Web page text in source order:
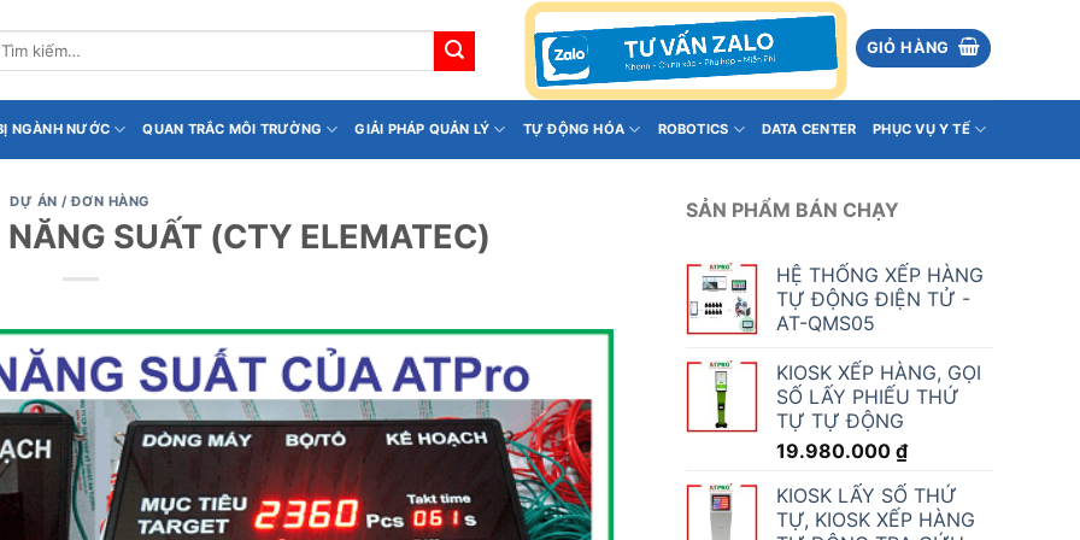
GIỎ HÀNG
NGÀNH NƯỚC QUAN TRẮC MÔI TRƯỜNG GIẢI PHÁP QUẢN LÝ TỰ ĐỘNG HÓA ROBOTICS DATA CENTER PHỤC VỤ Y TẾ
DỰ ÁN / ĐƠN HÀNG
SUẤT (CTY ELEMATEC)
SẢN PHẨM BÁN CHẠY
HỆ THỐNG XẾP HÀNG
TỰ ĐỘNG ĐIỆN TỬ -
AT-QMS05
KIOSK XẾP HÀNG, GỌI
SỐ LẤY PHIẾU THỨ
TỰ TỰ ĐỘNG
19.980.000 ₫
KIOSK LẤY SỐ THỨ
TỰ, KIOSK XẾP HÀNG